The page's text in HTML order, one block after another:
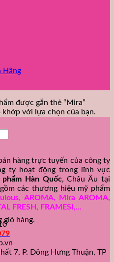
giỏ hàng.
Hãng
được gắn thẻ “Mira”
khớp với lựa chọn của bạn.
hàng trực tuyến của công ty
ty hoạt động trong lĩnh vực
phẩm Hàn Quốc, Châu Âu tại
các thương hiệu mỹ phẩm
AROMA, Mira AROMA,
FRESH, FRAMESI,...
7, P. Đông Hưng Thuận, TP